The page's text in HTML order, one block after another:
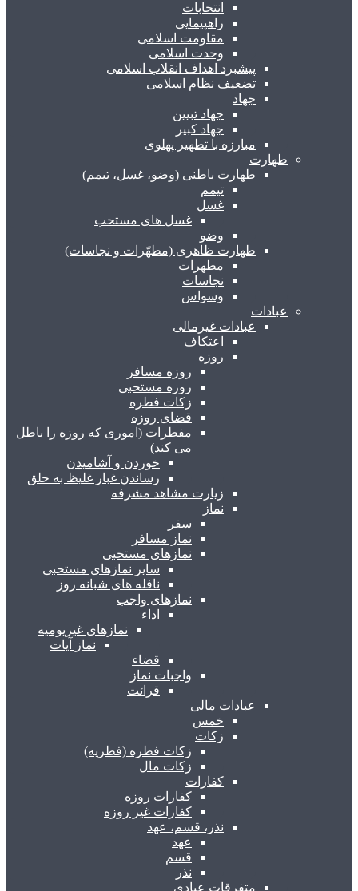
انتخابات
راهپیمایی
مقاومت اسلامی
وحدت اسلامی
پیشبرد اهداف انقلاب اسلامی
تضعیف نظام اسلامی
جهاد
جهاد تبیین
جهاد کبیر
مبارزه با تطهیر پهلوی
طهارت
طهارت باطنی (وضو، غسل، تیمم)
تیمم
غسل
غسل های مستحب
وضو
طهارت ظاهری (مطهّرات و نجاسات)
مطهرات
نجاسات
وسواس
عبادات
عبادات غیرمالی
اعتکاف
روزه
روزه مسافر
روزه مستحبی
زکات فطره
قضای روزه
مفطرات (اموری که روزه را باطل
می کند)
خوردن و آشامیدن
رساندن غبار غلیظ به حلق
زیارت مشاهد مشرفه
نماز
سفر
نماز مسافر
نمازهای مستحبی
سایر نمازهای مستحبی
نافله های شبانه روز
نمازهای واجب
اداء
نمازهای غیریومیه
نماز آیات
قضاء
واجبات نماز
قرائت
عبادات مالی
خمس
زکات
زکات فطره (فطریه)
زکات مال
کفارات
کفارات روزه
کفارات غیر روزه
نذر، قسم، عهد
عهد
قسم
نذر
متفرقات عبادی